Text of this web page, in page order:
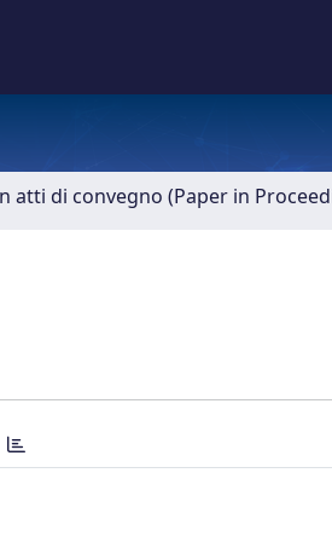
atti di convegno (Paper in